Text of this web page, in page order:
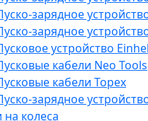
зарядное
зарядное
устройство
кабели Neo Tools
кабели Topex
зарядное
колеса